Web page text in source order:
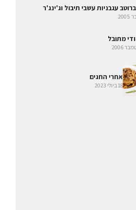
עגבניות עשבי תיבול וג'ינג'ר
מתובל
אחרי החגים
18 ביולי 2023